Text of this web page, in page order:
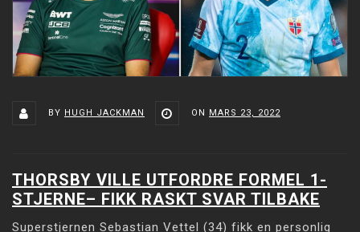
BY HUGH JACKMAN ON MARS 23, 2022
THORSBY VILLE UTFORDRE FORMEL 1-
STJERNE– FIKK RASKT SVAR TILBAKE
Superstjernen Sebastian Vettel (34) fikk en personlig